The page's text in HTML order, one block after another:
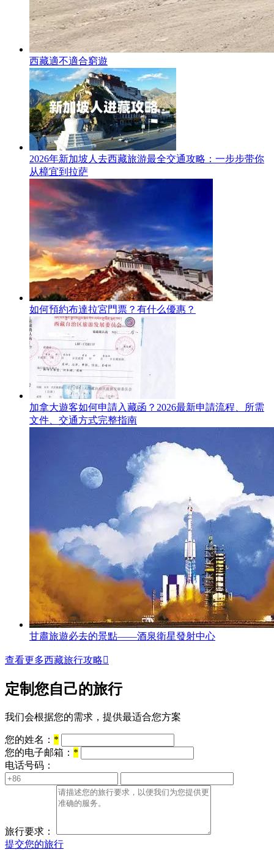
西藏適不適合窮遊
2026年新加坡人去西藏旅游最全交通攻略：一步步带你
从樟宜到拉萨
如何預約布達拉宮門票？有什么優惠？
加拿大遊客如何申請入藏函？2026最新申請流程、所需
文件、交通方式完整指南
甘肅旅遊必去的景點——酒泉衛星發射中心
查看更多西藏旅行攻略
定制您自己的旅行
我们会根据您的需求，提供最适合您方案
您的姓名： *
您的电子邮箱： *
电话号码：
旅行要求：
提交您的旅行